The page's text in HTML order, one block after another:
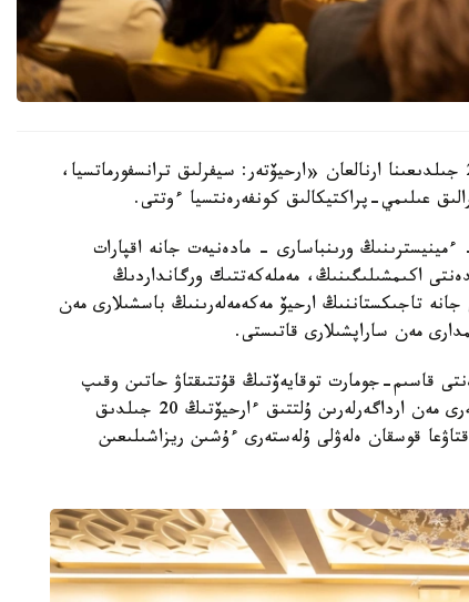
استانادا قازاقستان رەسپۋبليكاسى ۇلتتىق ءارحيۆىنىڭ 20 جىلدىعىنا ارنالعان «ارحيۆتەر: سيفرلىق ترانسفورماتسيا،
عىلىمي-پراكتيكالىق كونفەرەنتسيا ءوتتى.
ءمينيسترىنىڭ ورىنباسارى - مادەنيەت جانە اقپارات
اكىمشىلىگىنىڭ، مەملەكەتتىك ورگانداردىڭ
تاجىكستاننىڭ ارحيۆ مەكەمەلەرىنىڭ باسشىلارى مەن
مەن ساراپشىلارى قاتىستى.
قاسىم-جومارت توقايەۆتىڭ قۇتتىقتاۋ حاتىن وقىپ
بەردى. مەملەكەت باسشىسى ارحيۆ سالاسىنىڭ قىزمەتكەرلەرى مەن ارداگەرلەرىن ۇلتتىق ءارحيۆتىڭ 20 جىلدىق
قوسقان ەلەۋلى ۇلەستەرى ءۇشىن ريزاشىلىعىن